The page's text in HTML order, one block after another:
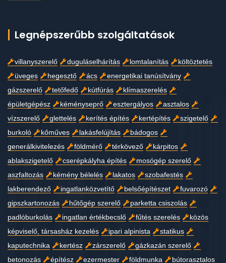
Legnépszerűbb szolgáltatások
villanyszerelő duguláselhárítás lomtalanítás
költöztetés
üveges
hegesztő ács
energetikai tanúsítvány
gázszerelő
tetőfedő kútfúrás
klímaszerelés
épületgépész
kéményseprő esztergályos
asztalos
vízszerelő
glettelés kerítés építés kertépítés
szigetelő
burkoló
kőműves lakásfelújítás
bádogos
generálkivitelezés
földmérő térkövező
kárpitos
ablakszigetelő
cserépkályha építés
mosógép szerelő
aszfaltozás
kémény bélelés lakatos
szobafestés
lakberendező
ingatlanközvetítő belsőépítészet
fuvarozó
gipszkartonozás
hűtőgép szerelő
parketta csiszolás
padlóburkolás
ingatlan értékbecslő fűtés szerelés
közös
képviselő, társasház kezelés
ipari alpinista
statikus
kaputechnika
kertész zárszerelő
gázkazán szerelő
betonozás
építész ezermester földmunka bútorasztalos